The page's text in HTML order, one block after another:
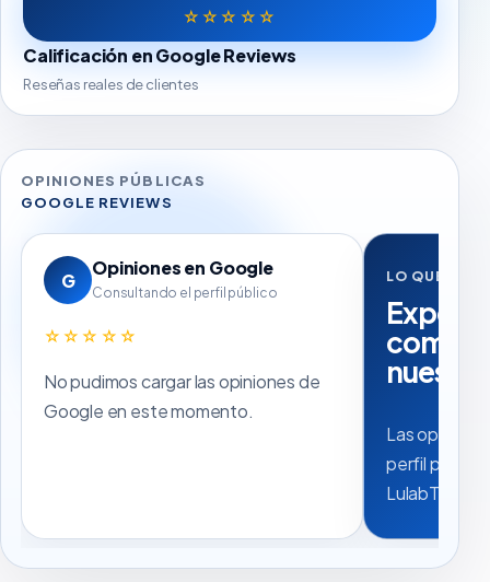
☆☆☆☆☆
Calificación en Google Reviews
Reseñas reales de clientes
OPINIONES PÚBLICAS
GOOGLE REVIEWS
G
Opiniones en Google
Consultando el perfil público
☆☆☆☆☆
No pudimos cargar las opiniones de
Google en este momento.
LO QUE MÁS
Las
perfil
LulabTech.